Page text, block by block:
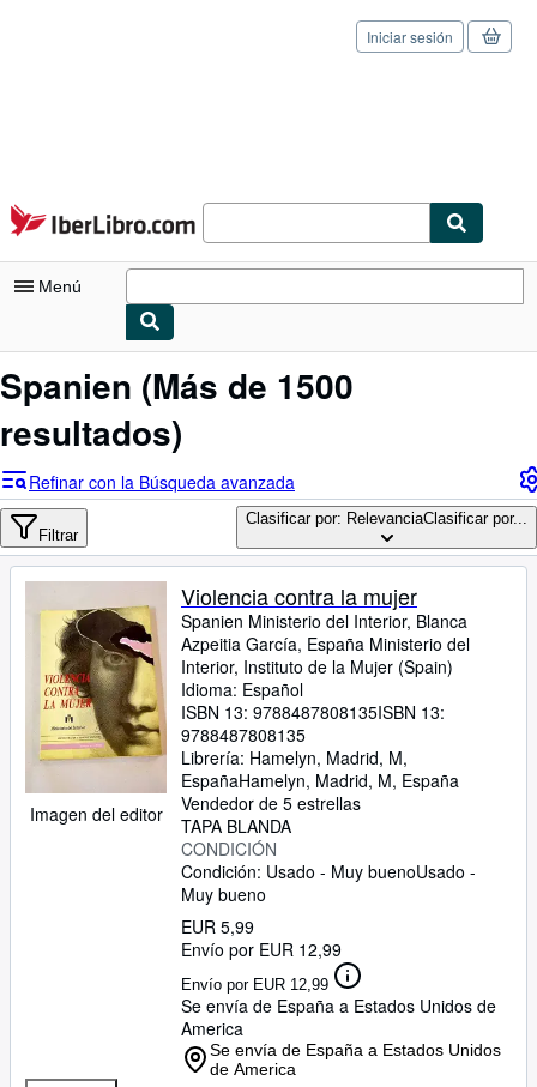
Pasar al contenido principal
IberLibro.com
Iniciar sesión
Menú
Mi cuenta
Consultar mis pedidos
Búsqueda avanzada
Colecciones
Libros antiguos
Arte y coleccionismo
Vendedores
Comenzar a vender
Ayuda
CERRAR
Spanien (Más de 1500
resultados)
Refinar con la Búsqueda avanzada
Filtrar
Clasificar por: RelevanciaClasificar por...
Imagen del editor
Violencia contra la mujer
Spanien Ministerio del Interior, Blanca
Azpeitia García, España Ministerio del
Interior, Instituto de la Mujer (Spain)
Idioma: Español
ISBN 13: 9788487808135ISBN 13:
9788487808135
Librería: Hamelyn, Madrid, M,
EspañaHamelyn, Madrid, M, España
Vendedor de 5 estrellas
TAPA BLANDA
CONDICIÓN
Condición: Usado - Muy buenoUsado -
Muy bueno
EUR 5,99
Envío por EUR 12,99
Envío por EUR 12,99
Se envía de España a Estados Unidos de
America
Se envía de España a Estados Unidos
de America